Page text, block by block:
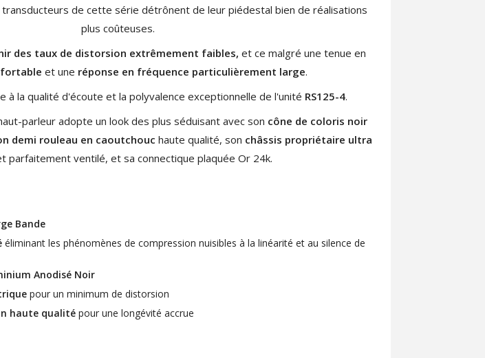
transducteurs de cette série détrônent de leur piédestal bien de réalisations
plus coûteuses.
des taux de distorsion extrêmement faibles, et ce malgré une tenue en
et une réponse en fréquence particulièrement large.
à la qualité d'écoute et la polyvalence exceptionnelle de l'unité RS125-4.
parleur adopte un look des plus séduisant avec son cône de coloris noir
demi rouleau en caoutchouc haute qualité, son châssis propriétaire ultra
parfaitement ventilé, et sa connectique plaquée Or 24k.
Bande
éliminant les phénomènes de compression nuisibles à la linéarité et au silence de
Anodisé Noir
pour un minimum de distorsion
haute qualitépour une longévité accrue